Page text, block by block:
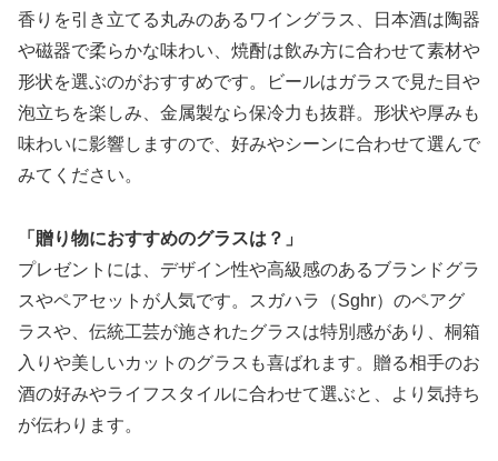
香りを引き立てる丸みのあるワイングラス、日本酒は陶器
や磁器で柔らかな味わい、焼酎は飲み方に合わせて素材や
形状を選ぶのがおすすめです。ビールはガラスで見た目や
泡立ちを楽しみ、金属製なら保冷力も抜群。形状や厚みも
味わいに影響しますので、好みやシーンに合わせて選んで
みてください。
「贈り物におすすめのグラスは？」
プレゼントには、デザイン性や高級感のあるブランドグラ
スやペアセットが人気です。スガハラ（Sghr）のペアグ
ラスや、伝統工芸が施されたグラスは特別感があり、桐箱
入りや美しいカットのグラスも喜ばれます。贈る相手のお
酒の好みやライフスタイルに合わせて選ぶと、より気持ち
が伝わります。